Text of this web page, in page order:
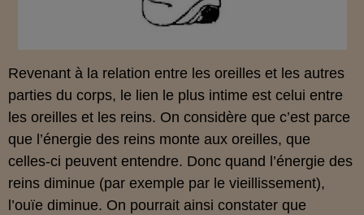
Revenant à la relation entre les oreilles et les autres
parties du corps, le lien le plus intime est celui entre
les oreilles et les reins. On considère que c’est parce
que l’énergie des reins monte aux oreilles, que
celles-ci peuvent entendre. Donc quand l’énergie des
reins diminue (par exemple par le vieillissement),
l’ouïe diminue. On pourrait ainsi constater que